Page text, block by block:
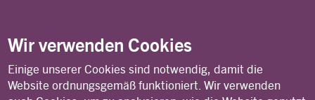
© Copyright 2026 Lutheran World Federation
Wir verwenden Cookies
Einige unserer Cookies sind notwendig, damit die
Website ordnungsgemäß funktioniert. Wir verwenden